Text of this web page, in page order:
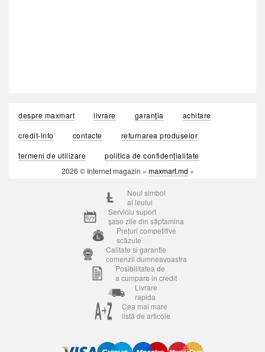
despre maxmart livrare garanția
achitare
credit-info
contacte
returnarea produselor
termeni de utilizare
politica de confidențialitate
2026 © Internet magazin « maxmart.md »
Noul simbol
al leului
Serviciu suport
șase zile din săptamina
Prețuri competitive
scăzute
Calitate si garantie
comenzii dumneavoastra
Posibilitatea de
a cumpara in credit
Livrare
rapida
Cea mai mare
listă de articole